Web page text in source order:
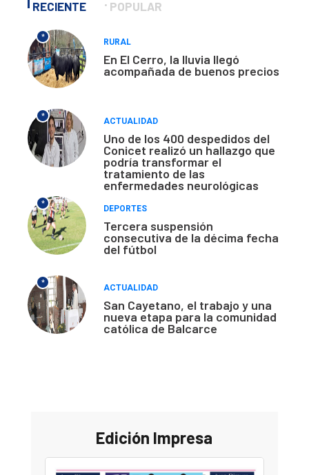
RECIENTE POPULAR
*
RURAL
En El Cerro, la lluvia llegó
acompañada de buenos precios
*
ACTUALIDAD
Uno de los 400 despedidos del
Conicet realizó un hallazgo que
podría transformar el
tratamiento de las
enfermedades neurológicas
*
DEPORTES
Tercera suspensión
consecutiva de la décima fecha
del fútbol
*
ACTUALIDAD
San Cayetano, el trabajo y una
nueva etapa para la comunidad
católica de Balcarce
Edición Impresa